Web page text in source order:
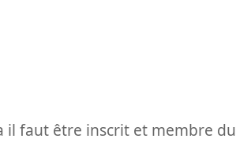
il faut être inscrit et membre du